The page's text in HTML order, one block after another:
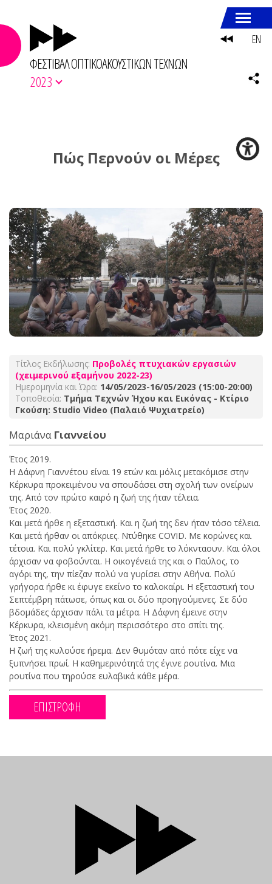
ΦΕΣΤΙΒΑΛ ΟΠΤΙΚΟΑΚΟΥΣΤΙΚΩΝ ΤΕΧΝΩΝ
2023
Πώς Περνούν οι Μέρες
Τίτλος Εκδήλωσης: Προβολές πτυχιακών εργασιών
(χειμερινού εξαμήνου 2022-23)
Ημερομηνία και Ώρα: 14/05/2023-16/05/2023 (15:00-20:00)
Τοποθεσία: Τμήμα Τεχνών Ήχου και Εικόνας - Κτίριο
Γκούση: Studio Video (Παλαιό Ψυχιατρείο)
Μαριάνα Γιαννείου
Έτος 2019.
Η Δάφνη Γιαννέτου είναι 19 ετών και μόλις μετακόμισε στην
Κέρκυρα προκειμένου να σπουδάσει στη σχολή των ονείρων
της. Από τον πρώτο καιρό η ζωή της ήταν τέλεια.
Έτος 2020.
Και μετά ήρθε η εξεταστική. Και η ζωή της δεν ήταν τόσο τέλεια.
Και μετά ήρθαν οι απόκριες. Ντύθηκε COVID. Με κορώνες και
τέτοια. Και πολύ γκλίτερ. Και μετά ήρθε το λόκνταουν. Και όλοι
άρχισαν να φοβούνται. Η οικογένειά της και ο Παύλος, το
αγόρι της, την πίεζαν πολύ να γυρίσει στην Αθήνα. Πολύ
γρήγορα ήρθε κι έφυγε εκείνο το καλοκαίρι. Η εξεταστική του
Σεπτέμβρη πάτωσε, όπως και οι δύο προηγούμενες. Σε δύο
βδομάδες άρχισαν πάλι τα μέτρα. Η Δάφνη έμεινε στην
Κέρκυρα, κλεισμένη ακόμη περισσότερο στο σπίτι της.
Έτος 2021.
Η ζωή της κυλούσε ήρεμα. Δεν θυμόταν από πότε είχε να
ξυπνήσει πρωί. Η καθημερινότητά της έγινε ρουτίνα. Μια
ρουτίνα που τηρούσε ευλαβικά κάθε μέρα.
ΕΠΙΣΤΡΟΦΗ
EN